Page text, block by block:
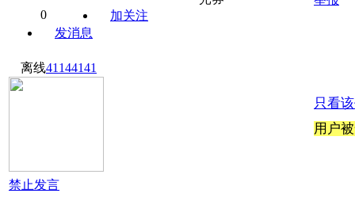
0
加关注
发消息
离线41144141
禁止发言
只看
用户